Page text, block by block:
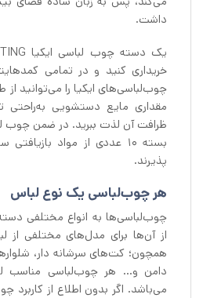
داشت.
خریداری کنید و در تمامی
چوب‌لباسی‌های ایکیا را می‌توانید
مقداری مایع دستشویی به‌راحتی
بسته 10 عددی از مواد
پذیرند.
هر چوب‌لباسی یک نوع لباس
چوب‌لباسی‌ها به انواع مختلفی
از آن‌ها برای مدل‌های مختلفی از
همچون؛ کت‌های سرشانه دار،
دامن و… هر چوب‌لباسی مناسب
می‌باشد. اگر بدون اطلاع از کاربرد